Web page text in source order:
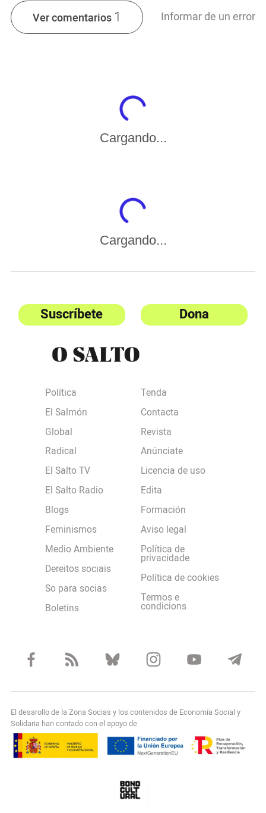
Ver comentarios 1 Informar de un error
Cargando...
Cargando...
Suscríbete Dona
Política
El Salmón
Global
Radical
El Salto TV
El Salto Radio
Blogs
Feminismos
Medio Ambiente
Dereitos sociais
So para socias
Boletins
Tenda
Contacta
Revista
Anúnciate
Licencia de uso
Edita
Formación
Aviso legal
Política de
privacidade
Política de cookies
Termos e
condicions
El desarollo de la Zona Socias y los contenidos de Economía Social y
Solidaria han contado con el apoyo de